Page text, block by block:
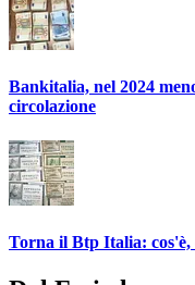
Bankitalia, nel 2024
circolazione
Torna il Btp Italia: